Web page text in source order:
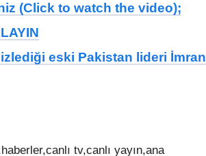
(Click to watch the video);
eski Pakistan lideri İmran
tv,canlı yayın,ana